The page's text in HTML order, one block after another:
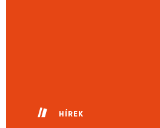
HÍREK